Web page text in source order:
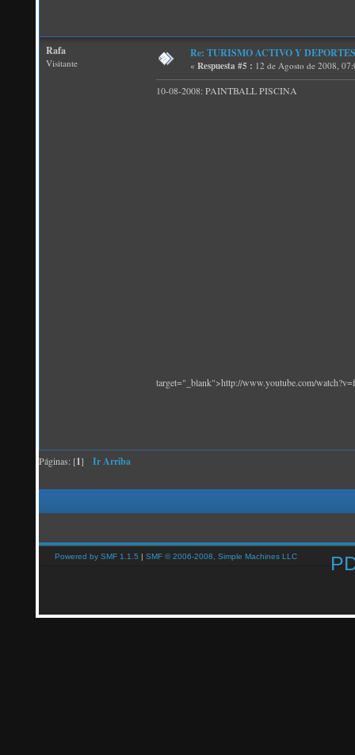
Rafa
Visitante
Re: TURISMO ACTIVO Y
« Respuesta #5 : 12 de Agosto de 2008,
10-08-2008: PAINTBALL PISCINA
target="_blank">http://www.youtube.com/
Páginas: [1] Ir Arriba
Powered by SMF 1.1.5 | SMF © 2006-2008, Simple Machines LLC